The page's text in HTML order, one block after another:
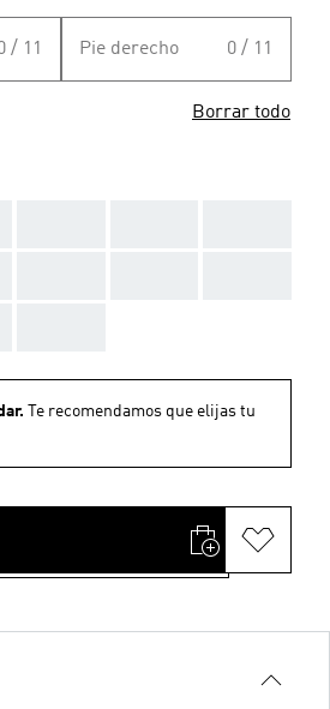
/ 11 Pie derecho 0 / 11
Borrar todo
Te recomendamos que elijas tu